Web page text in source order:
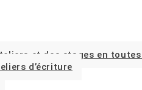
et des stages en
d’écriture